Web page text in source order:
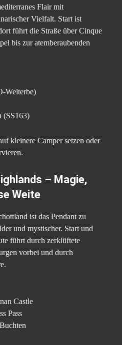
Flair mit
Vielfalt. Start ist
führt die Straße über Cinque
bis zur atemberaubenden
Welterbe)
(SS163)
kleinere Camper setzen oder
– Magie,
Weite
ist das Pendant zu
und mystischer. Start und
führt durch zerklüftete
vorbei und durch
Castle
Pass